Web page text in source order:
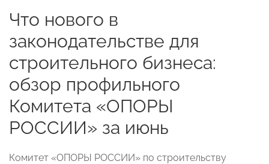
Что нового в
законодательстве для
строительного бизнеса:
обзор профильного
Комитета «ОПОРЫ
РОССИИ» за июнь
Комитет «ОПОРЫ РОССИИ» по строительству